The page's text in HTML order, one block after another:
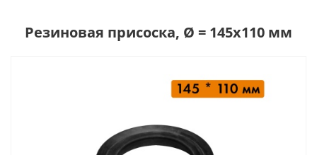
Резиновая присоска, Ø = 145х110 мм